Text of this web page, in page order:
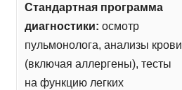
Стандартная программа
диагностики: осмотр
пульмонолога, анализы крови
(включая аллергены), тесты
на функцию легких